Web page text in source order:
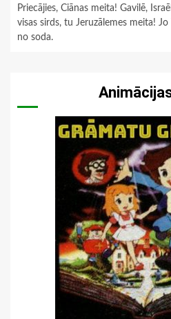
Priecājies, Ciānas meita! Gavilē,
visas sirds, tu Jeruzālemes meita!
no soda.